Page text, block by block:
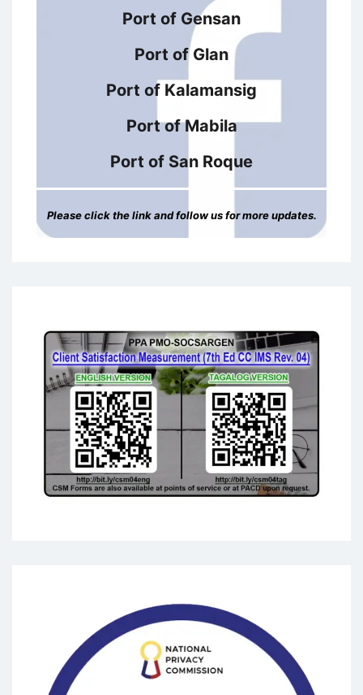
Port of Gensan
Port of Glan
Port of Kalamansig
Port of Mabila
Port of San Roque
Please click the link and follow us for more updates.